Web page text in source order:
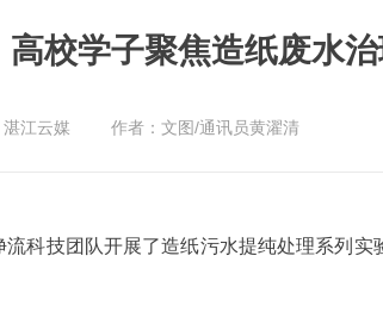
高校学子聚焦造纸废水
江云媒 作者：文图/通讯员黄濯清
流科技团队开展了造纸污水提纯处理系列